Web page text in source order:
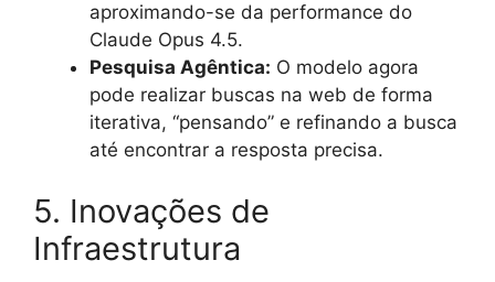
aproximando-se da performance do
Claude Opus 4.5.
Pesquisa Agêntica: O modelo agora
pode realizar buscas na web de forma
iterativa, “pensando” e refinando a busca
até encontrar a resposta precisa.
5. Inovações de
Infraestrutura